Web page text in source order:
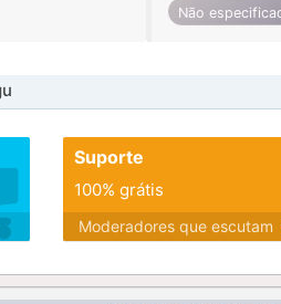
Não
Suporte
100% grátis
Moderadores que escutam